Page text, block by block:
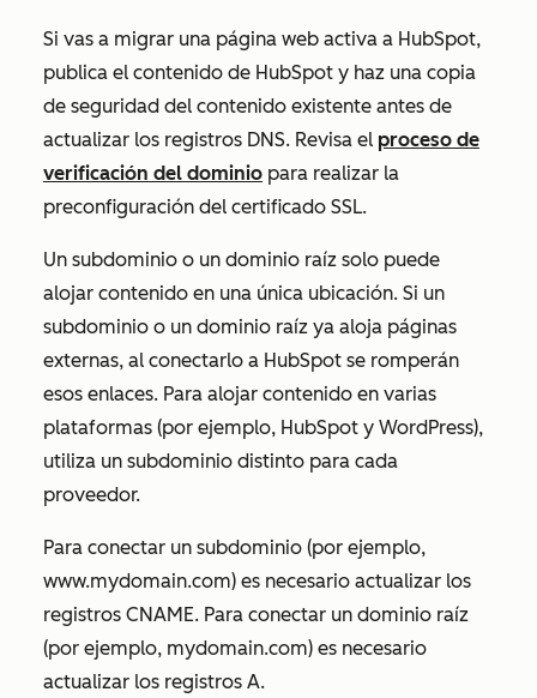
Si vas a migrar una página web activa a HubSpot,
publica el contenido de HubSpot y haz una copia
de seguridad del contenido existente antes de
actualizar los registros DNS. Revisa el proceso de
verificación del dominio para realizar la
preconfiguración del certificado SSL.
Un subdominio o un dominio raíz solo puede
alojar contenido en una única ubicación. Si un
subdominio o un dominio raíz ya aloja páginas
externas, al conectarlo a HubSpot se romperán
esos enlaces. Para alojar contenido en varias
plataformas (por ejemplo, HubSpot y WordPress),
utiliza un subdominio distinto para cada
proveedor.
Para conectar un subdominio (por ejemplo,
www.mydomain.com) es necesario actualizar los
registros CNAME. Para conectar un dominio raíz
(por ejemplo, mydomain.com) es necesario
actualizar los registros A.